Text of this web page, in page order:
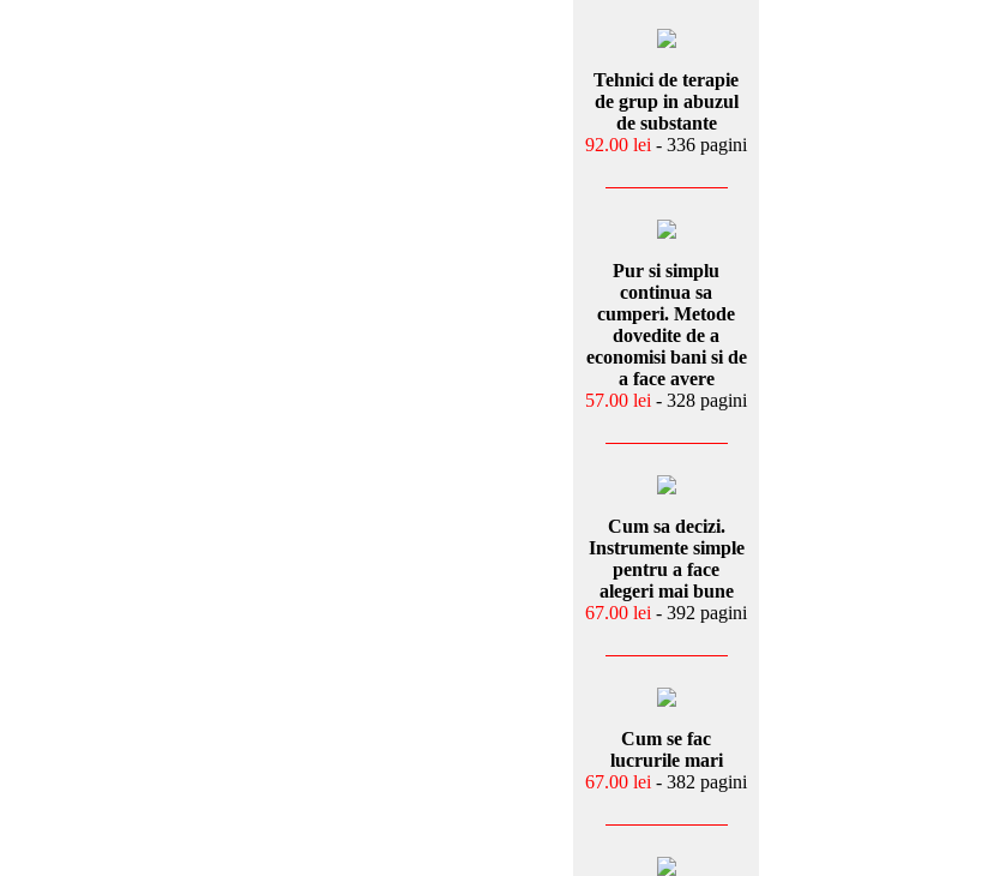
Tehnici de terapie
de grup in abuzul
de substante
92.00 lei - 336 pagini
Pur si simplu
continua sa
cumperi. Metode
dovedite de a
economisi bani si de
a face avere
57.00 lei - 328 pagini
Cum sa decizi.
Instrumente simple
pentru a face
alegeri mai bune
67.00 lei - 392 pagini
Cum se fac
lucrurile mari
67.00 lei - 382 pagini